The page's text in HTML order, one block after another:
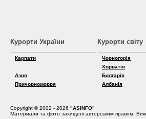
Курорти України
Карпати
Азов
Причорноморря
Курорти світу
Чорногорія
Хорватія
Болгарія
Албанія
Copyright © 2002 - 2026 "ASINFO"
Материали та фото захищені авторським правом.